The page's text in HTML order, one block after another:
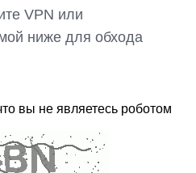
VPN или
ниже для обхода
вы не являетесь роботом